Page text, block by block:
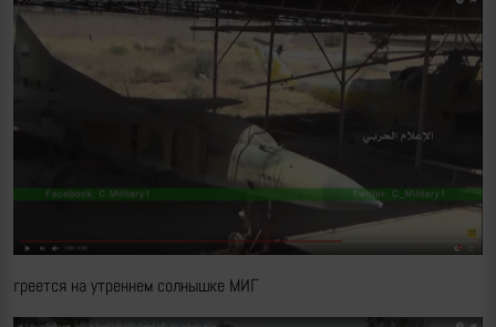
греется на утреннем солнышке МИГ